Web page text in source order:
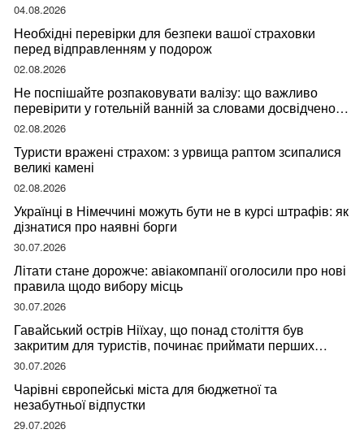
04.08.2026
Необхідні перевірки для безпеки вашої страховки
перед відправленням у подорож
02.08.2026
Не поспішайте розпаковувати валізу: що важливо
перевірити у готельній ванній за словами досвідченої
мандрівниці
02.08.2026
Туристи вражені страхом: з урвища раптом зсипалися
великі камені
02.08.2026
Українці в Німеччині можуть бути не в курсі штрафів: як
дізнатися про наявні борги
30.07.2026
Літати стане дорожче: авіакомпанії оголосили про нові
правила щодо вибору місць
30.07.2026
Гавайський острів Ніїхау, що понад століття був
закритим для туристів, починає приймати перших
відвідувачів
30.07.2026
Чарівні європейські міста для бюджетної та
незабутньої відпустки
29.07.2026